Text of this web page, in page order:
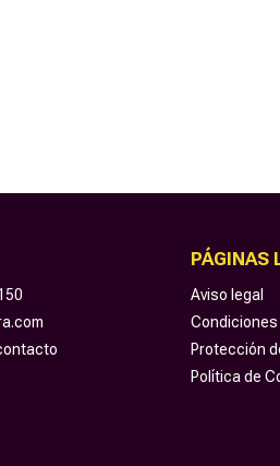
PÁGINAS
Aviso legal
Protección
Política de